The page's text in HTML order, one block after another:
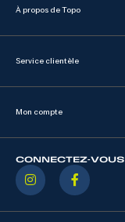
À propos de Topo
Service clientèle
Mon compte
CONNECTEZ-VOUS